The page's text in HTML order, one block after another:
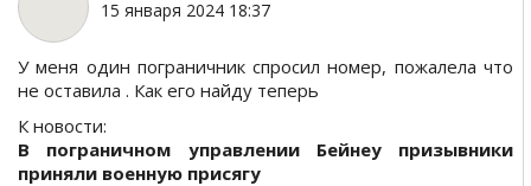
15 января 2024 18:37
У меня один пограничник спросил номер, пожалела что
не оставила . Как его найду теперь
К новости:
В пограничном управлении Бейнеу призывники
приняли военную присягу